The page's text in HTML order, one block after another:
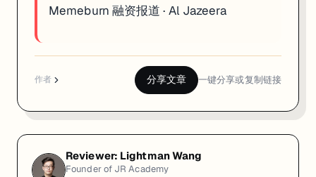
Memeburn 融资报道 · Al Jazeera
作者 分享文章 一键分享或复制链接
Reviewer: Lightman Wang
Founder of JR Academy